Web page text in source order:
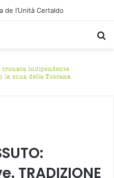
TRADIZIONE